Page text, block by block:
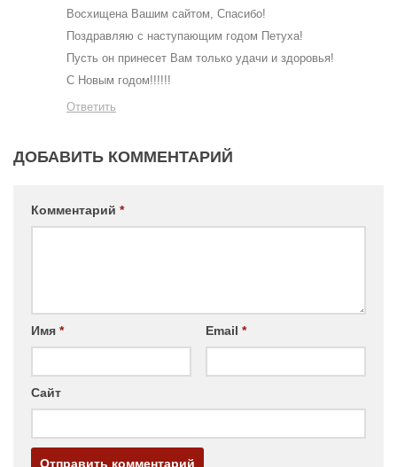
Восхищена Вашим сайтом, Спасибо!
Поздравляю с наступающим годом Петуха!
Пусть он принесет Вам только удачи и здоровья!
С Новым годом!!!!!!
Ответить
ДОБАВИТЬ КОММЕНТАРИЙ
Комментарий *
Имя * Email *
Сайт